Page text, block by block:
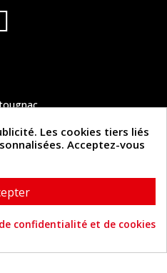
Les cookies tiers liés
Acceptez-vous
confidentialité et de cookies